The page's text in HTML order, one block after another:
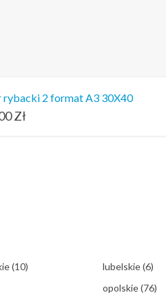
rybacki 2 format A3 30X40
Zł
(10) lubelskie(6)
opolskie(76)